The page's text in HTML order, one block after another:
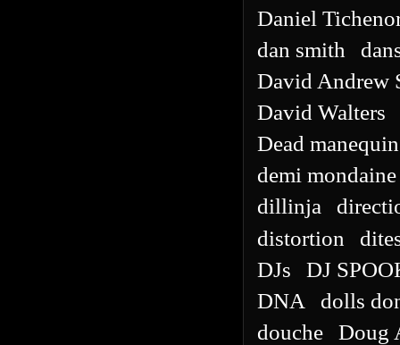
Daniel
dan smith
David Andrew
David Walters
Dead
demi mondaine
dillinja
distortion
DJs
DJ
DNA
dolls
douche
Doug